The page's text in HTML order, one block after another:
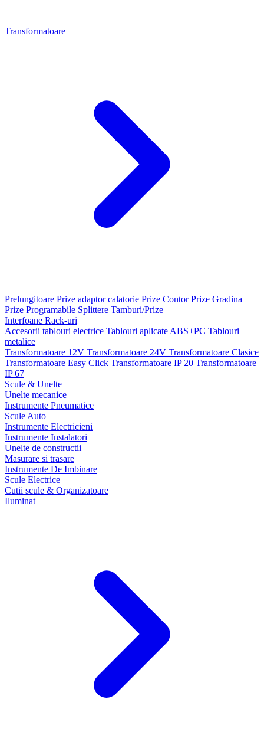
Transformatoare
Prelungitoare Prize adaptor calatorie Prize ContorPrize Gradina
Prize Programabile Splittere Tamburi/Prize
Interfoane Rack-uri
Accesorii tablouri electrice Tablouri aplicate ABS+PC Tablouri
metalice
Transformatoare 12V Transformatoare 24V Transformatoare Clasice
Transformatoare Easy Click Transformatoare IP 20 Transformatoare
IP 67
Scule & Unelte
Unelte mecanice
Instrumente Pneumatice
Scule Auto
Instrumente Electricieni
Instrumente Instalatori
Unelte de constructii
Masurare si trasare
Instrumente De Imbinare
Scule Electrice
Cutii scule & Organizatoare
Iluminat